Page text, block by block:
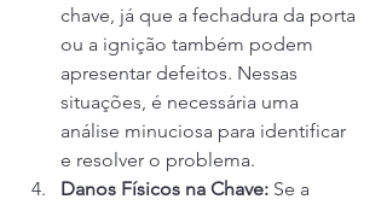
chave, já que a fechadura da porta
ou a ignição também podem
apresentar defeitos. Nessas
situações, é necessária uma
análise minuciosa para identificar
e resolver o problema.
Danos Físicos na Chave: Se a